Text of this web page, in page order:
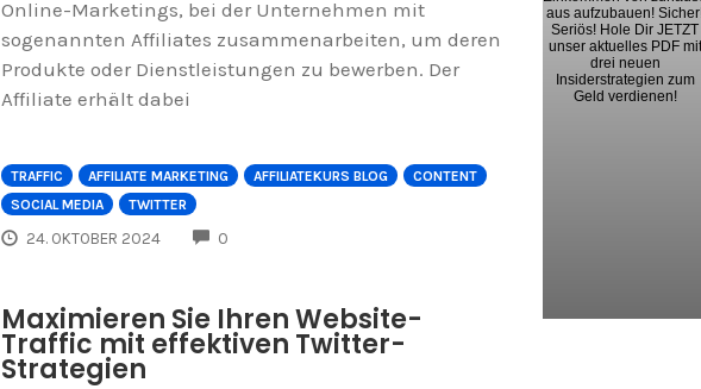
Online-Marketings, bei der Unternehmen mit
sogenannten Affiliates zusammenarbeiten, um deren
Produkte oder Dienstleistungen zu bewerben. Der
Affiliate erhält dabei
TRAFFIC AFFILIATE MARKETING AFFILIATEKURS BLOG
CONTENT
SOCIAL MEDIA
TWITTER
24. OKTOBER 2024 0COMMENTS
Maximieren Sie Ihren Website-
Traffic mit effektiven Twitter-
Strategien
aus aufzubauen!
Seriös! Hole Dir JETZT
unser aktuelles PDF mit
drei neuen
Insiderstrategien zum
Geld verdienen!